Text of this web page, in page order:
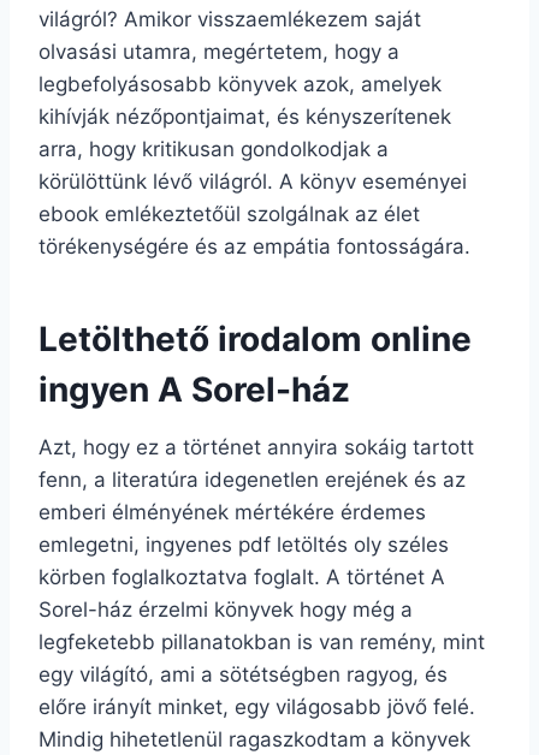
világról? Amikor visszaemlékezem saját
olvasási utamra, megértetem, hogy a
legbefolyásosabb könyvek azok, amelyek
kihívják nézőpontjaimat, és kényszerítenek
arra, hogy kritikusan gondolkodjak a
körülöttünk lévő világról. A könyv eseményei
ebook emlékeztetőül szolgálnak az élet
törékenységére és az empátia fontosságára.
Letölthető irodalom online
ingyen A Sorel-ház
Azt, hogy ez a történet annyira sokáig tartott
fenn, a literatúra idegenetlen erejének és az
emberi élményének mértékére érdemes
emlegetni, ingyenes pdf letöltés oly széles
körben foglalkoztatva foglalt. A történet A
Sorel-ház érzelmi könyvek hogy még a
legfeketebb pillanatokban is van remény, mint
egy világító, ami a sötétségben ragyog, és
előre irányít minket, egy világosabb jövő felé.
Mindig hihetetlenül ragaszkodtam a könyvek